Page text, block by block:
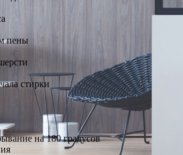
пены
стирки
на 180 градусов